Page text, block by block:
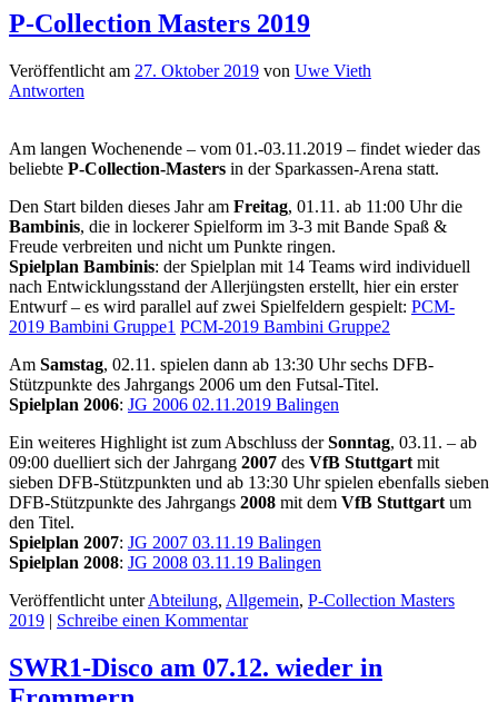
P-Collection Masters 2019
Veröffentlicht am 27. Oktober 2019 von Uwe Vieth
Antworten
Am langen Wochenende – vom 01.-03.11.2019 – findet wieder das
beliebte P-Collection-Masters in der Sparkassen-Arena statt.
Den Start bilden dieses Jahr am Freitag, 01.11. ab 11:00 Uhr die
Bambinis, die in lockerer Spielform im 3-3 mit Bande Spaß &
Freude verbreiten und nicht um Punkte ringen.
Spielplan Bambinis: der Spielplan mit 14 Teams wird individuell
nach Entwicklungsstand der Allerjüngsten erstellt, hier ein erster
Entwurf – es wird parallel auf zwei Spielfeldern gespielt: PCM-
2019 Bambini Gruppe1 PCM-2019 Bambini Gruppe2
Am Samstag, 02.11. spielen dann ab 13:30 Uhr sechs DFB-
Stützpunkte des Jahrgangs 2006 um den Futsal-Titel.
Spielplan 2006: JG 2006 02.11.2019 Balingen
Ein weiteres Highlight ist zum Abschluss derSonntag, 03.11. – ab
09:00 duelliert sich der Jahrgang 2007 des VfB Stuttgart mit
sieben DFB-Stützpunkten und ab 13:30 Uhr spielen ebenfalls sieben
DFB-Stützpunkte des Jahrgangs 2008 mit dem VfB Stuttgart um
den Titel.
Spielplan 2007: JG 2007 03.11.19 Balingen
Spielplan 2008: JG 2008 03.11.19 Balingen
Veröffentlicht unter Abteilung, Allgemein, P-Collection Masters
2019 | Schreibe einen Kommentar
SWR1-Disco am 07.12. wieder in